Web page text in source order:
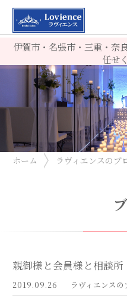
伊賀市・名張市・三重・奈
任せ
ホーム ラヴィエンスのブ
親御様と会員様と相談所
2019.09.26 ラヴィエンスの